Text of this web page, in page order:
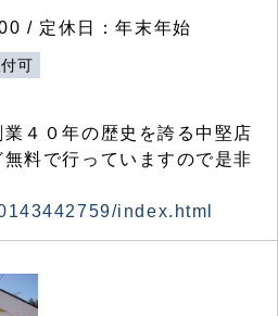
/ 定休日：年末年始
可
４０年の歴史を誇る中堅店
料で行っていますので是非
index.html